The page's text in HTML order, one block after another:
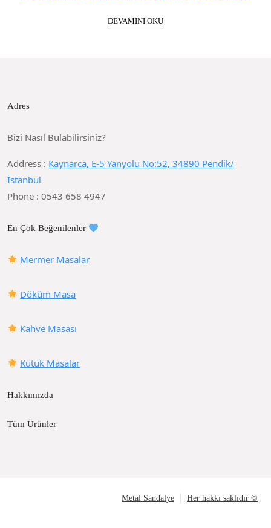
DEVAMINI OKU
Adres
Bizi Nasıl Bulabilirsiniz?
Address : Kaynarca, E-5 Yanyolu No:52, 34890 Pendik/
İstanbul
Phone : 0543 658 4947
En Çok Beğenilenler
Mermer Masalar
Döküm Masa
Kahve Masası
Kütük Masalar
Hakkımızda
Tüm Ürünler
Metal Sandalye Her hakkı saklıdır ©